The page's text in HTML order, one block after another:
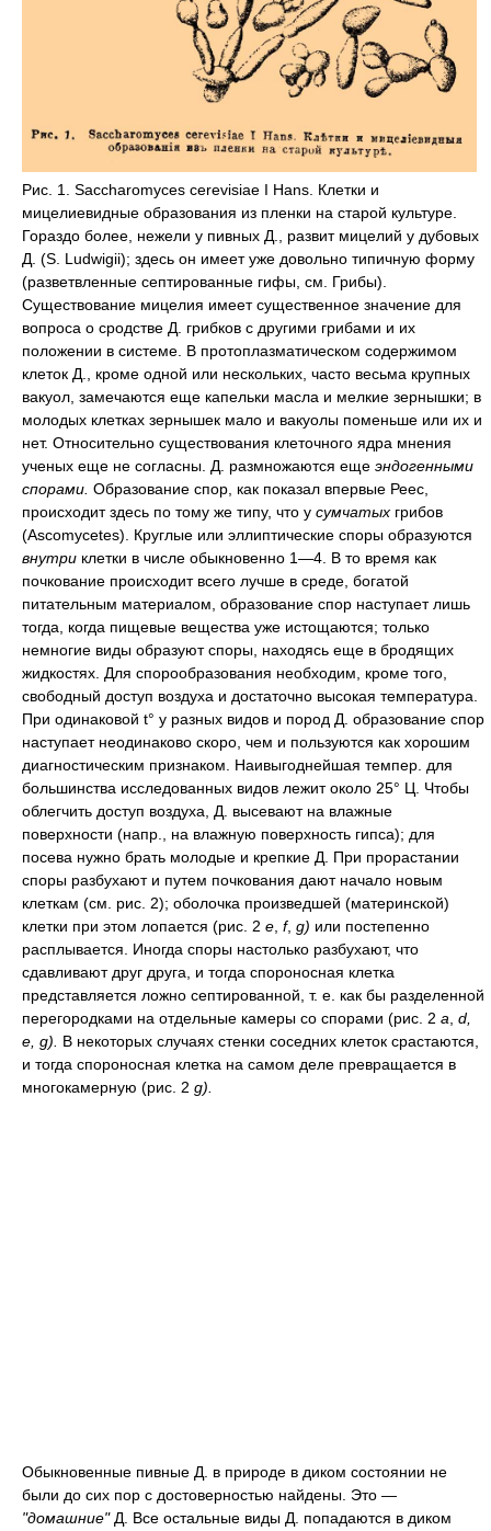
Рис. 1. Saccharomyces cerevisiae I Hans. Клетки и
мицелиевидные образования из пленки на старой культуре.
Гораздо более, нежели у пивных Д., развит мицелий у дубовых
Д. (S. Ludwigii); здесь он имеет уже довольно типичную форму
(разветвленные септированные гифы, см. Грибы).
Существование мицелия имеет существенное значение для
вопроса о сродстве Д. грибков с другими грибами и их
положении в системе. В протоплазматическом содержимом
клеток Д., кроме одной или нескольких, часто весьма крупных
вакуол, замечаются еще капельки масла и мелкие зернышки; в
молодых клетках зернышек мало и вакуолы поменьше или их и
нет. Относительно существования клеточного ядра мнения
ученых еще не согласны. Д. размножаются еще эндогенными
спорами. Образование спор, как показал впервые Реес,
происходит здесь по тому же типу, что у сумчатых грибов
(Ascomycetes). Круглые или эллиптические споры образуются
внутри клетки в числе обыкновенно 1—4. В то время как
почкование происходит всего лучше в среде, богатой
питательным материалом, образование спор наступает лишь
тогда, когда пищевые вещества уже истощаются; только
немногие виды образуют споры, находясь еще в бродящих
жидкостях. Для спорообразования необходим, кроме того,
свободный доступ воздуха и достаточно высокая температура.
При одинаковой t° у разных видов и пород Д. образование спор
наступает неодинаково скоро, чем и пользуются как хорошим
диагностическим признаком. Наивыгоднейшая темпер. для
большинства исследованных видов лежит около 25° Ц. Чтобы
облегчить доступ воздуха, Д. высевают на влажные
поверхности (напр., на влажную поверхность гипса); для
посева нужно брать молодые и крепкие Д. При прорастании
споры разбухают и путем почкования дают начало новым
клеткам (см. рис. 2); оболочка произведшей (материнской)
клетки при этом лопается (рис. 2 е f, g) или постепенно
расплывается. Иногда споры настолько разбухают, что
сдавливают друг друга, и тогда спороносная клетка
представляется ложно септированной, т. е. как бы разделенной
перегородками на отдельные камеры со спорами (рис. 2 a d,
e, g).
В некоторых случаях стенки соседних клеток срастаются,
и тогда спороносная клетка на самом деле превращается в
многокамерную (рис. 2 g).
Обыкновенные пивные Д. в природе в диком состоянии не
были до сих пор с достоверностью найдены. Это —
"домашние"Д. Все остальные виды Д. попадаются в диком